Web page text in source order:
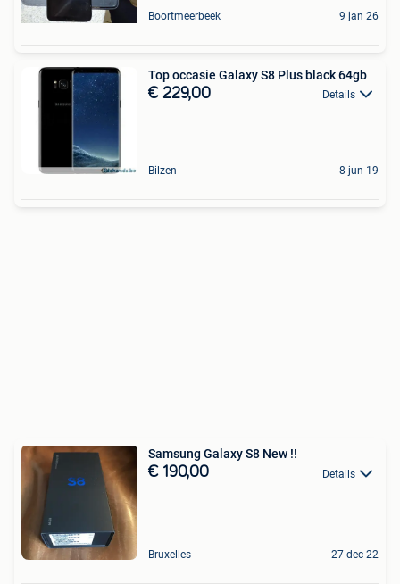
Boortmeerbeek 9 jan 26
Top occasie Galaxy S8 Plus black 64gb
€ 229,00 Details
Bilzen 8 jun 19
Samsung Galaxy S8 New !!
€ 190,00 Details
Bruxelles 27 dec 22